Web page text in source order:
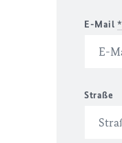
E-Mail *
Straße